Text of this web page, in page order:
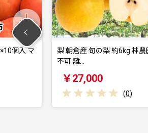
個入 マ
梨 朝倉産 旬の梨 約6kg 林農
不可 離…
￥27,000
(0)